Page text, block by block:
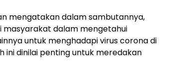
mengatakan dalam sambutannya,
masyarakat dalam mengetahui
untuk menghadapi virus corona di
ini dinilai penting untuk meredakan